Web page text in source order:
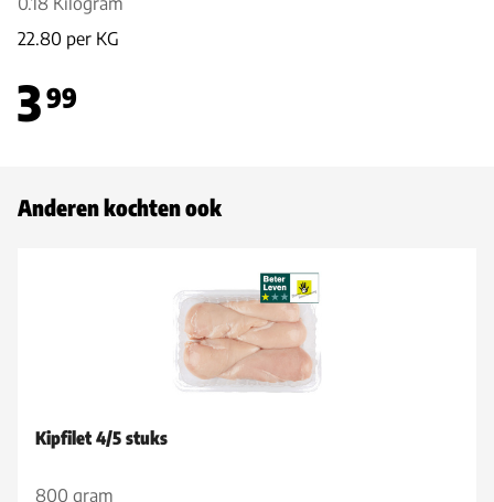
22.80 per KG
399
Anderen kochten ook
Kipfilet 4/5 stuks
800 gram